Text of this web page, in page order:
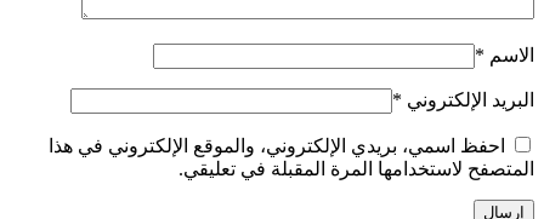
الاسم *
البريد الإلكتروني *
احفظ اسمي، بريدي الإلكتروني، والموقع الإلكتروني في هذا
المتصفح لاستخدامها المرة المقبلة في تعليقي.